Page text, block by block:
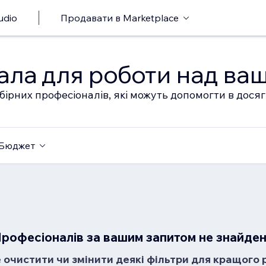
Продавати в Marketplace
для роботи над
професіоналів, які можуть допомогти в
за вашим запитом не
чи змінити деякі фільтри для кращого